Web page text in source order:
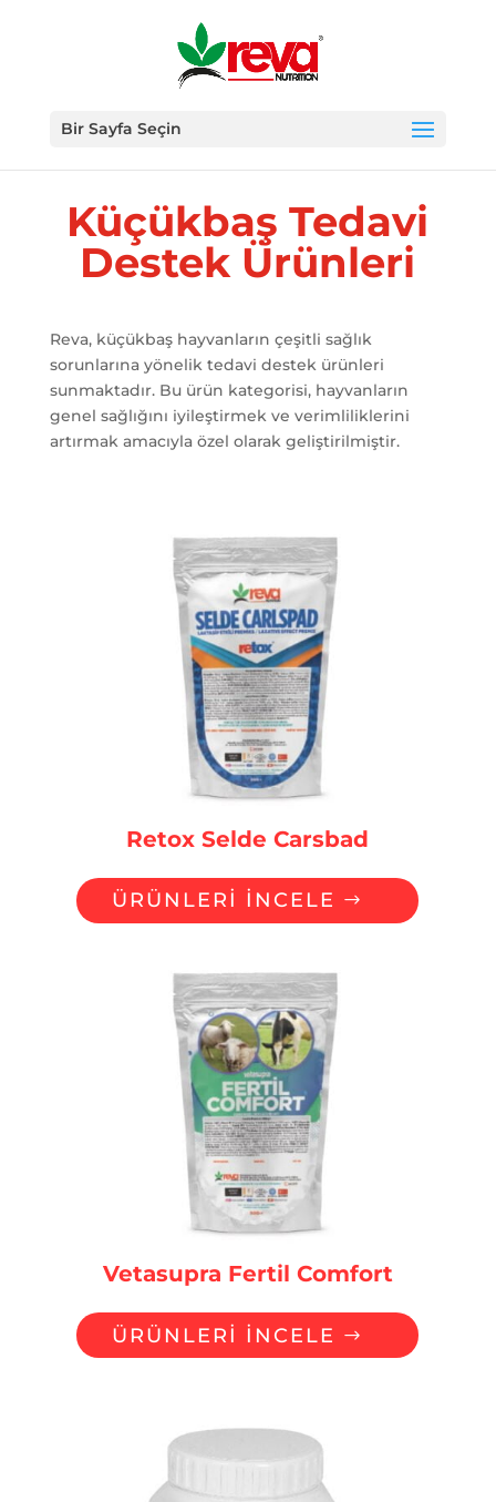
Bir Sayfa Seçin
Küçükbaş Tedavi
Destek Ürünleri
Reva, küçükbaş hayvanların çeşitli sağlık
sorunlarına yönelik tedavi destek ürünleri
sunmaktadır. Bu ürün kategorisi, hayvanların
genel sağlığını iyileştirmek ve verimliliklerini
artırmak amacıyla özel olarak geliştirilmiştir.
Retox Selde Carsbad
ÜRÜNLERİ İNCELE
Vetasupra Fertil Comfort
ÜRÜNLERİ İNCELE